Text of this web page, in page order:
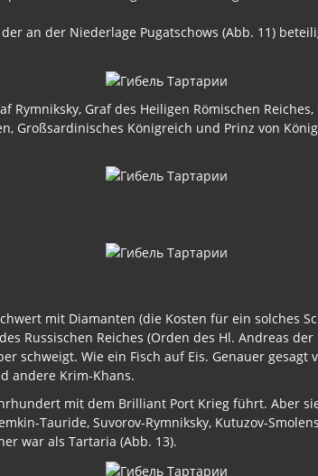
an der Niederlage Pugatschows (Abb. 11)
Rymniksky, Graf des Heiligen Römischen
Großsardinisches Königreich und Prinz von
mit Diamanten (die Kosten für ein solches
Russischen Reiches (Orden des Hl. Andreas
schweigt. Wie ein Fisch auf Eis. Genauer
andere Krim-Khans.
mit dem Brilliant Port Krieg führt. Aber
Tauride, Suvorov-Rymniksky, Kutuzov-
war als Tartaria (Abb. 13).